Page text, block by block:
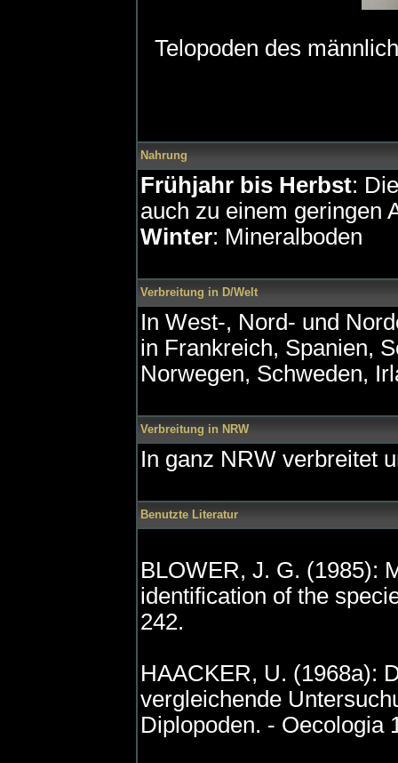
Telopoden des
Nahrung
Frühjahr bis Herbst:
auch zu einem geringen
Winter: Mineralboden
Verbreitung in D/Welt
In West-, Nord- und
in Frankreich, Spanien,
Norwegen, Schweden,
Verbreitung in NRW
In ganz NRW verbreitet
Benutzte Literatur
BLOWER, J. G. (1985):
identification of the
242.
HAACKER, U. (1968a):
vergleichende
Diplopoden. - Oecologia